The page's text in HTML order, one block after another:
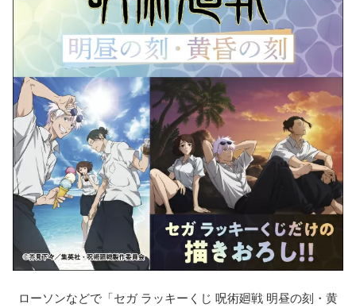
ローソンなどで「セガ ラッキーくじ 呪術廻戦 明昼の刻・黄